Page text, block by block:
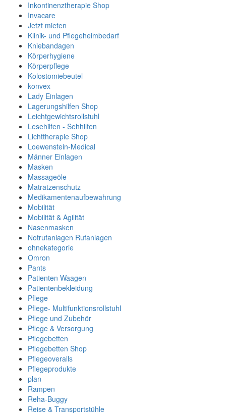
Inkontinenztherapie Shop
Invacare
Jetzt mieten
Klinik- und Pflegeheimbedarf
Kniebandagen
Körperhygiene
Körperpflege
Kolostomiebeutel
konvex
Lady Einlagen
Lagerungshilfen Shop
Leichtgewichtsrollstuhl
Lesehilfen - Sehhilfen
Lichttherapie Shop
Loewenstein-Medical
Männer Einlagen
Masken
Massageöle
Matratzenschutz
Medikamentenaufbewahrung
Mobilität
Mobilität & Agilität
Nasenmasken
Notrufanlagen Rufanlagen
ohnekategorie
Omron
Pants
Patienten Waagen
Patientenbekleidung
Pflege
Pflege- Multifunktionsrollstuhl
Pflege und Zubehör
Pflege & Versorgung
Pflegebetten
Pflegebetten Shop
Pflegeoveralls
Pflegeprodukte
plan
Rampen
Reha-Buggy
Reise & Transportstühle